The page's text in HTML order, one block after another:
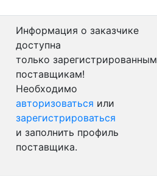
Информация о заказчике
доступна
только зарегистрированным
поставщикам!
Необходимо
авторизоваться или
зарегистрироваться
и заполнить профиль
поставщика.